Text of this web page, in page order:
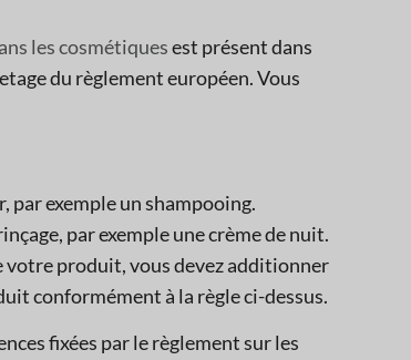
les cosmétiquesest présent dans
du règlement européen. Vous
par exemple un shampooing.
par exemple une crème de nuit.
votre produit, vous devez additionner
conformément à la règle ci-dessus.
fixées par le règlement sur les